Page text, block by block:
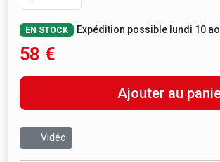
EN STOCK Expédition possible lundi 10
58 €
Ajouter au
Vidéo